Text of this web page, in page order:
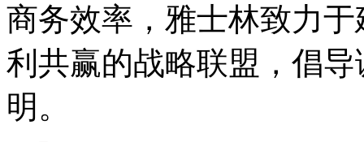
商务效率，雅士林致力
利共赢的战略联盟，倡
明。